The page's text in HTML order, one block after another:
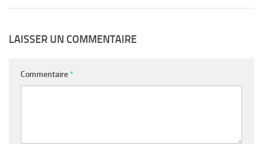
LAISSER UN COMMENTAIRE
Commentaire*